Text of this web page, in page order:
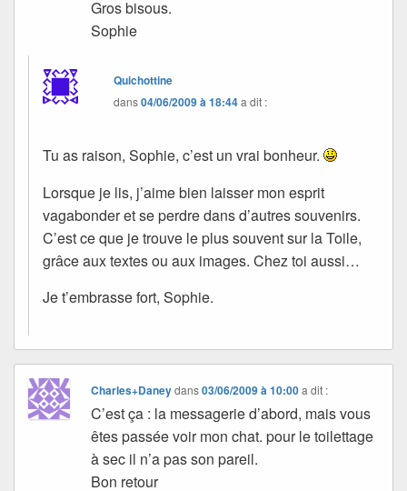
Gros bisous.
Sophie
Quichottine
dans04/06/2009 à 18:44a dit :
Tu as raison, Sophie, c’est un vrai bonheur.
Lorsque je lis, j’aime bien laisser mon esprit
vagabonder et se perdre dans d’autres souvenirs.
C’est ce que je trouve le plus souvent sur la Toile,
grâce aux textes ou aux images. Chez toi aussi…
Je t’embrasse fort, Sophie.
Charles+Daneydans03/06/2009 à 10:00 a dit :
C’est ça : la messagerie d’abord, mais vous
êtes passée voir mon chat. pour le toilettage
à sec il n’a pas son pareil.
Bon retour